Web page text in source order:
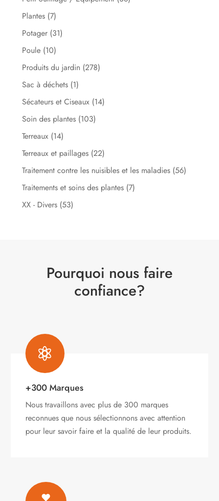
Plantes (7)
Potager (31)
Poule (10)
Produits du jardin (278)
Sac à déchets (1)
Sécateurs et Ciseaux (14)
Soin des plantes (103)
Terreaux (14)
Terreaux et paillages (22)
Traitement contre les nuisibles et les maladies (56)
Traitements et soins des plantes (7)
XX - Divers (53)
Pourquoi nous faire
confiance?

+300 Marques
Nous travaillons avec plus de 300 marques
reconnues que nous sélectionnons avec attention
pour leur savoir faire et la qualité de leur produits.